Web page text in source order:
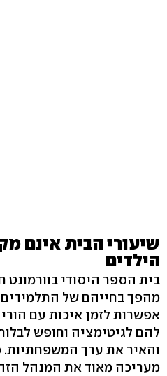
שיעורי הבית אינם
הילדים
בית הספר היסודי בוורמונט
מהפך בחייהם של
אפשרות לזמן איכות עם
להם לגיטימציה וחופש
והאיר את ערך המשפחתיות.
מעריכה מאוד את המנהל